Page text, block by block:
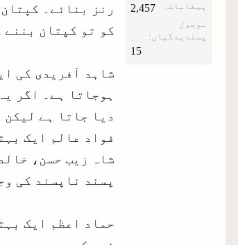
پیغامات: 2,457
موصول
پسندیدگیاں:
15
رنز بنائے۔
کو تو کپتان بننے
شاہد آفریدی کی
ہوجاتا ہے۔ اگر
دیا جاتا ہے لیکن
فواد عالم ایک
شاہ زیب حسن،
پسند ناپسند کی